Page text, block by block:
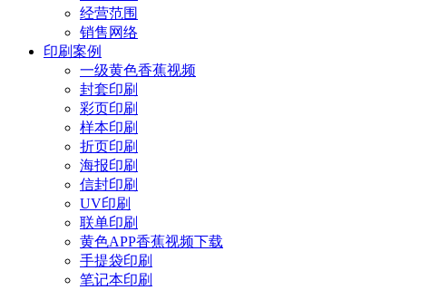
经营范围
销售网络
印刷案例
一级黄色香蕉视频
封套印刷
彩页印刷
样本印刷
折页印刷
海报印刷
信封印刷
UV印刷
联单印刷
黄色APP香蕉视频下载
手提袋印刷
笔记本印刷